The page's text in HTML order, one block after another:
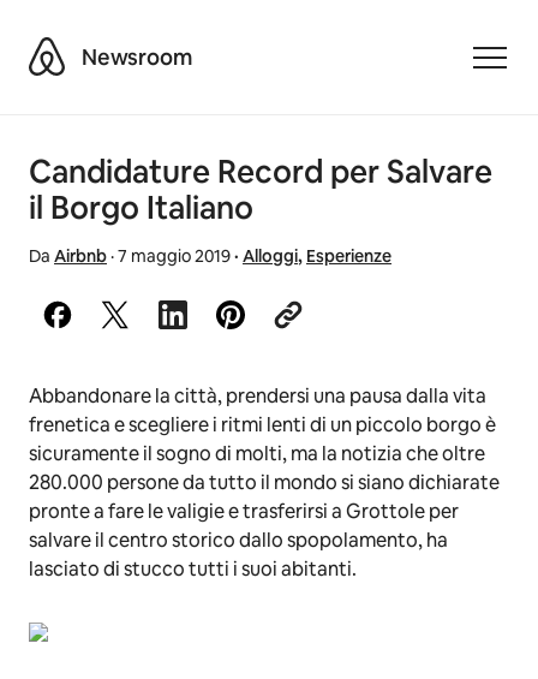
AirbnbNewsroom
Candidature Record per Salvare
il Borgo Italiano
Da Airbnb·7 maggio 2019· Alloggi, Esperienze
Abbandonare la città, prendersi una pausa dalla vita
frenetica e scegliere i ritmi lenti di un piccolo borgo è
sicuramente il sogno di molti, ma la notizia che oltre
280.000 persone da tutto il mondo si siano dichiarate
pronte a fare le valigie e trasferirsi a Grottole per
salvare il centro storico dallo spopolamento, ha
lasciato di stucco tutti i suoi abitanti.